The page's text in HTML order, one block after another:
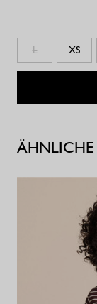
L XS
ÄHNLICHE